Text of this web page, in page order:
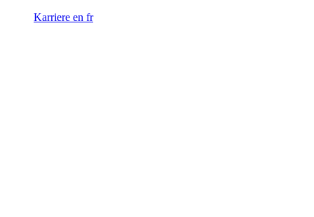
Karriere en fr